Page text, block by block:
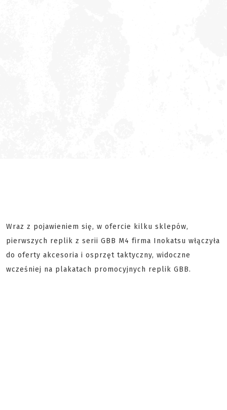
Wraz z pojawieniem się, w ofercie kilku sklepów,
pierwszych replik z serii GBB M4 firma Inokatsu włączyła
do oferty akcesoria i osprzęt taktyczny, widoczne
wcześniej na plakatach promocyjnych replik GBB.